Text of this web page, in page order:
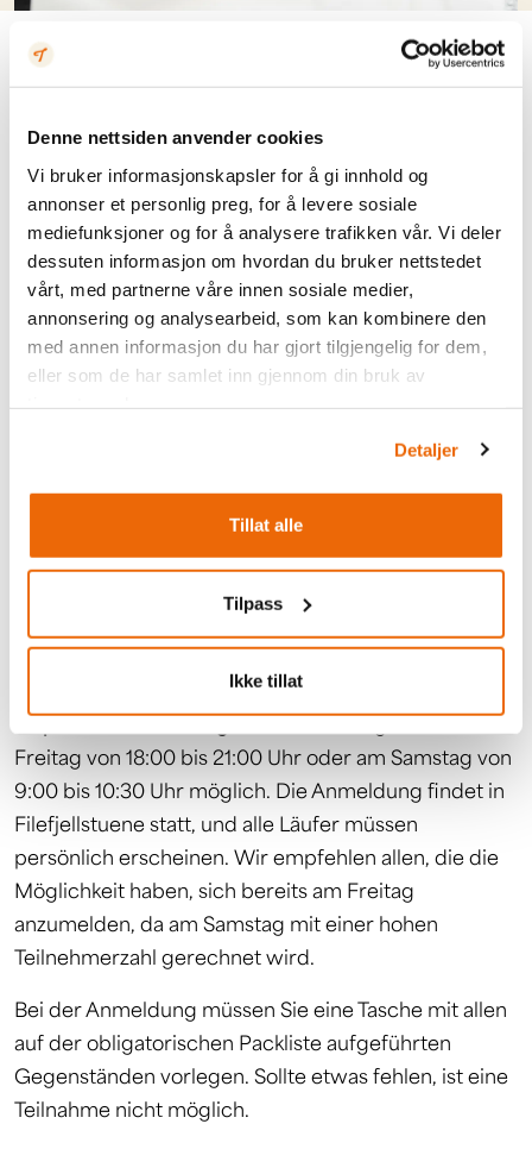
Denne nettsiden anvender cookies
Vi bruker informasjonskapsler for å gi innhold og
annonser et personlig preg, for å levere sosiale
mediefunksjoner og for å analysere trafikken vår. Vi deler
dessuten informasjon om hvordan du bruker nettstedet
vårt, med partnerne våre innen sosiale medier,
annonsering og analysearbeid, som kan kombinere den
med annen informasjon du har gjort tilgjengelig for dem,
eller som de har samlet inn gjennom din bruk av
Detaljer
Tillat alle
Tilpass
Ikke tillat
WICHTIGE INFORMATIONEN
Teilnehmerinformationen
Altersgrenze:16 Jahre
Klassen:
Frauen
Männer
Teilnahmegebühr:
Frühbucherpreis (10.11.25 - 31.12.25): 635 NOK
Standardpreis (01.01.26 - 23.08.26): NOK 850
Last Minute (24.08.26 - 04.09.26): Kr 1065,-
Maximale Teilnehmerzahl:250
Anmeldung, Startnummernausgabe und
Gepäckaufbewahrung:Die Anmeldung ist am
Freitag von 18:00 bis 21:00 Uhr oder am Samstag von
9:00 bis 10:30 Uhr möglich. Die Anmeldung findet in
Filefjellstuene statt, und alle Läufer müssen
persönlich erscheinen. Wir empfehlen allen, die die
Möglichkeit haben, sich bereits am Freitag
anzumelden, da am Samstag mit einer hohen
Teilnehmerzahl gerechnet wird.
Bei der Anmeldung müssen Sie eine Tasche mit allen
auf der obligatorischen Packliste aufgeführten
Gegenständen vorlegen. Sollte etwas fehlen, ist eine
Teilnahme nicht möglich.